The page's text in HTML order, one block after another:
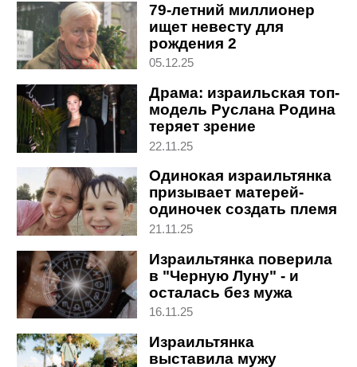
79-летний миллионер
ищет невесту для
рождения 2
наследников: вот его
05.12.25
Драма: израильская топ-
модель Руслана Родина
теряет зрение
22.11.25
Одинокая израильтянка
призывает матерей-
одиночек создать племя
21.11.25
Израильтянка поверила
в "Черную Луну" - и
осталась без мужа
16.11.25
Израильтянка
выставила мужу